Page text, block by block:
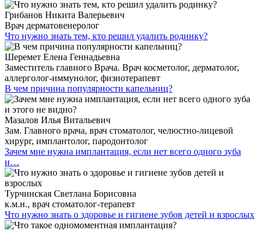
Грибанов Никита Валерьевич
Врач дерматовенеролог
Что нужно знать тем, кто решил удалить родинку?
Шеремет Елена Геннадьевна
Заместитель главного Врача. Врач косметолог, дерматолог,
аллерголог-иммунолог, физиотерапевт
В чем причина популярности капельниц?
Мазалов Илья Витальевич
Зам. Главного врача, врач стоматолог, челюстно-лицевой
хирург, имплантолог, пародонтолог
Зачем мне нужна имплантация, если нет всего одного зуба
и…
Турчинская Светлана Борисовна
к.м.н., врач стоматолог-терапевт
Что нужно знать о здоровье и гигиене зубов детей и взрослых